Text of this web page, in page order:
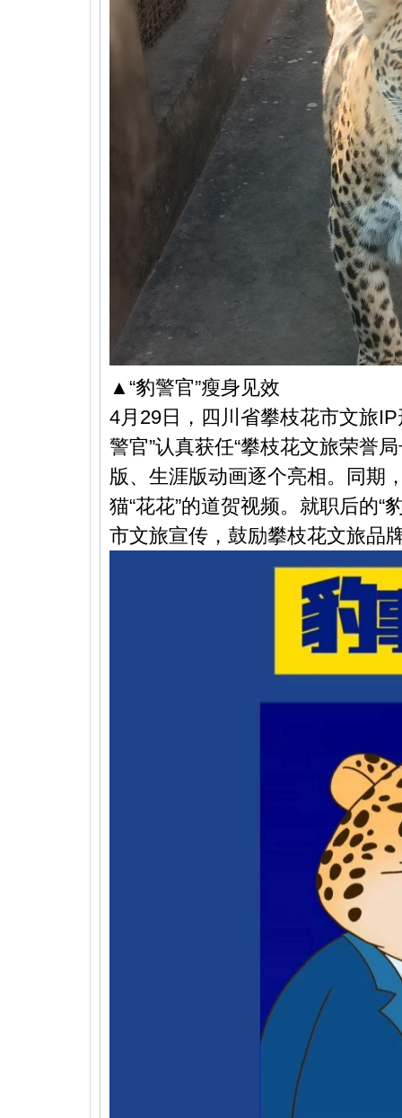
▲“豹警官”瘦身见效
4月29日，四川省攀枝花市文旅
警官”认真获任“攀枝花文旅荣誉
版、生涯版动画逐个亮相。同期
猫“花花”的道贺视频。就职后的“
市文旅宣传，鼓励攀枝花文旅品